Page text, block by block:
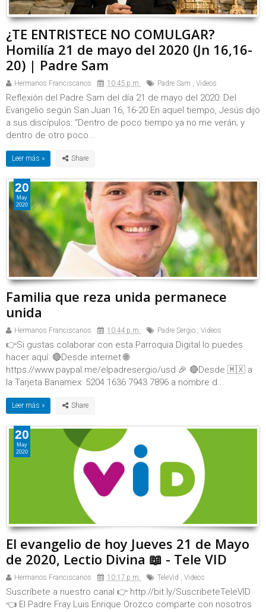
¿TE ENTRISTECE NO COMULGAR?
Homilía 21 de mayo del 2020 (Jn 16,16-
20) | Padre Sam
Hermanos Franciscanos 10:45 p.m. Padre Sam , Videos
Reflexión del Padre Sam del día 21 de mayo del 2020: Del
Evangelio según San Juan 16, 16-20 En aquel tiempo, Jesús dijo
a sus discípulos: “Dentro de poco tiempo ya no me verán; y
dentro de otro poco...
Leer más »
Familia que reza unida permanece
unida
Hermanos Franciscanos 10:44 p.m. Padre Sergio , Videos
👉Si gustas colaborar con esta Parroquia Digital lo puedes
hacer aquí: 🔴Desde internet 🌐
https://www.paypal.me/elpadresergio/usd 🎉 🔴Desde 🇲🇽 a
la Tarjeta Banamex: 5204 1636 7943 7896 a nombre d...
Leer más »
20
May
2020
El evangelio de hoy Jueves 21 de Mayo
de 2020, Lectio Divina 📖 - Tele VID
Hermanos Franciscanos 10:17 p.m. TeleVid , Videos
Suscríbete a nuestro canal 👉 http://bit.ly/SuscribeteTeleVID
👈 El Padre Fray Luis Enrique Orozco comparte con nosotros
20
May
2020